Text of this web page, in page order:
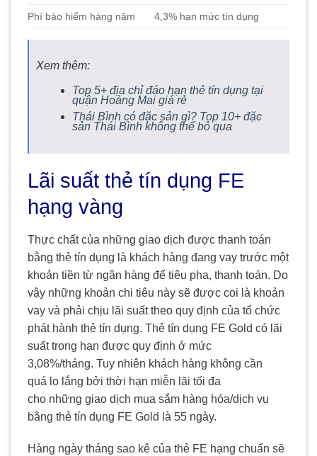
Phí bảo hiểm hàng năm 4,3% hạn mức tín dụng
Xem thêm:
Top 5+ địa chỉ đáo hạn thẻ tín dụng tại
quận Hoàng Mai giá rẻ
Thái Bình có đặc sản gì? Top 10+ đặc
sản Thái Bình không thể bỏ qua
Lãi suất thẻ tín dụng FE
hạng vàng
Thực chất của những giao dịch được thanh toán
bằng thẻ tín dụng là khách hàng đang vay trước một
khoản tiền từ ngân hàng để tiêu pha, thanh toán. Do
vậy những khoản chi tiêu này sẽ được coi là khoản
vay và phải chịu lãi suất theo quy định của tổ chức
phát hành thẻ tín dụng. Thẻ tín dụng FE Gold có lãi
suất trong hạn được quy định ở mức
3,08%/tháng. Tuy nhiên khách hàng không cần
quá lo lắng bởi thời hạn miễn lãi tối đa
cho những giao dịch mua sắm hàng hóa/dịch vụ
bằng thẻ tín dụng FE Gold là 55 ngày.
Hàng ngày tháng sao kê của thẻ FE hạng chuẩn sẽ